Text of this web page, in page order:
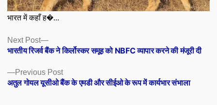
भारत में कहाँ ह�...
Posts
navigation
Previous PostPrevious
post:
अतुल गोयल यूसीओ बैंक के एमडी और सीईओ के रूप में कार्यभार संभाला
Next Post
Next
post:
भारतीय रिजर्व बैंक ने किर्लोस्कर समूह को NBFC व्यापार करने की मंजूरी दी